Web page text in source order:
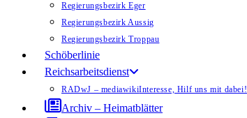
Regierungsbezirk Eger
Regierungsbezirk Aussig
Regierungsbezirk Troppau
Schöberlinie
Reichsarbeitsdienst
RADwJ – mediawikiInteresse, Hilf uns mit dabei!
Archiv – Heimatblätter